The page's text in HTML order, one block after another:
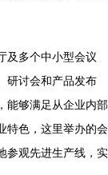
及多个中小型会议
研讨会和产品发布
能够满足从企业内部
特色，这里举办的会
参观先进生产线，实